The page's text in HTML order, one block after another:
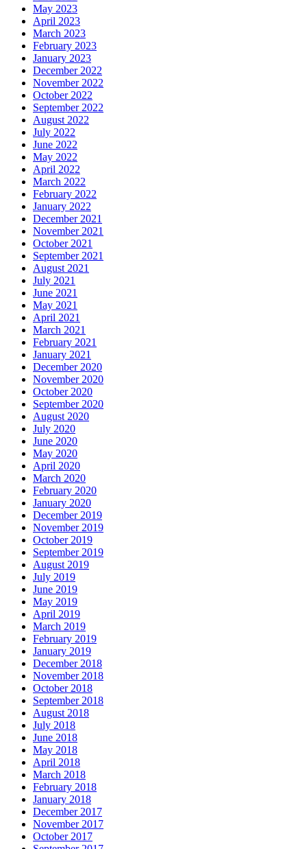
May 2023
April 2023
March 2023
February 2023
January 2023
December 2022
November 2022
October 2022
September 2022
August 2022
July 2022
June 2022
May 2022
April 2022
March 2022
February 2022
January 2022
December 2021
November 2021
October 2021
September 2021
August 2021
July 2021
June 2021
May 2021
April 2021
March 2021
February 2021
January 2021
December 2020
November 2020
October 2020
September 2020
August 2020
July 2020
June 2020
May 2020
April 2020
March 2020
February 2020
January 2020
December 2019
November 2019
October 2019
September 2019
August 2019
July 2019
June 2019
May 2019
April 2019
March 2019
February 2019
January 2019
December 2018
November 2018
October 2018
September 2018
August 2018
July 2018
June 2018
May 2018
April 2018
March 2018
February 2018
January 2018
December 2017
November 2017
October 2017